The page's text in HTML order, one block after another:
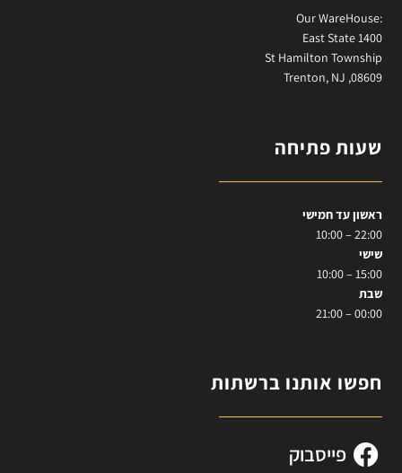
:Our WareHouse
East State 1400
St Hamilton Township
Trenton, NJ ,08609
שעות פתיחה
ראשון עד חמישי
22:00 – 10:00
שישי
15:00 – 10:00
שבת
00:00 – 21:00
חפשו אותנו ברשתות
פייסבוק